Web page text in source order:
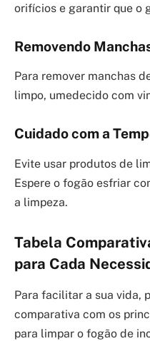
orifícios e garantir que o
Removendo
Para remover manchas
limpo, umedecido com
Cuidado com a
Evite usar produtos de
Espere o fogão esfriar
a limpeza.
Tabela
para Cada
Para facilitar a sua vida,
comparativa com os
para limpar o fogão de